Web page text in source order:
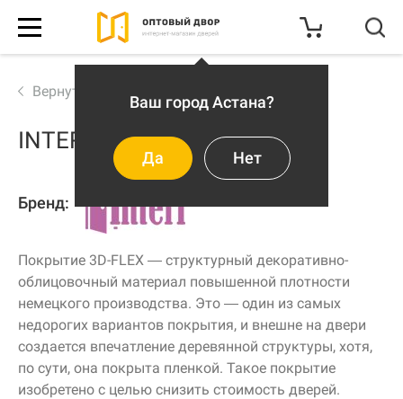
КАТАЛОГ
АКЦИИ И СКИДКИ
О КОМПАНИИ
КОНТАКТЫ
ДОСТАВКА
Да Нет
Вернуться к выбору
INTERI 11
Бренд:
Покрытие 3D-FLEX — структурный декоративно-
облицовочный материал повышенной плотности
немецкого производства. Это — один из самых
недорогих вариантов покрытия, и внешне на двери
создается впечатление деревянной структуры, хотя,
по сути, она покрыта пленкой. Такое покрытие
изобретено с целью снизить стоимость дверей.
Битрикс